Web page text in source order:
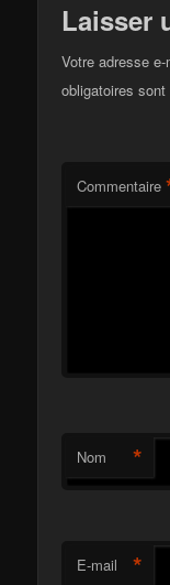
Laisser
Votre adresse
obligatoires
Commentaire
Nom *
E-mail *